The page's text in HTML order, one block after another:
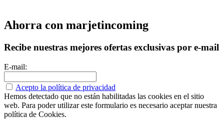
Ahorra con marjetincoming
Recibe nuestras mejores ofertas exclusivas por e-mail
E-mail:
Acepto la política de privacidad
Hemos detectado que no están habilitadas las cookies en el sitio
web. Para poder utilizar este formulario es necesario aceptar nuestra
política de Cookies.